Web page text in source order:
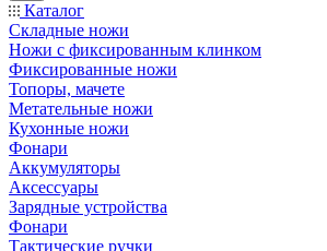
Каталог
Складные ножи
Ножи с фиксированным клинком
Фиксированные ножи
Топоры, мачете
Метательные ножи
Кухонные ножи
Фонари
Аккумуляторы
Аксессуары
Зарядные устройства
Фонари
Тактические ручки